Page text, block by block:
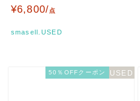
ランド 鞄 カバン レディース…
¥6,800/点
smasell.USED
50％OFFクーポン